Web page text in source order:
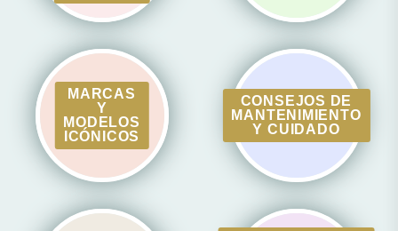
MARCAS
Y
MODELOS
ICÓNICOS
CONSEJOS DE
MANTENIMIENTO
Y CUIDADO